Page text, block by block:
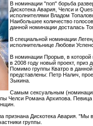
В номинации "поп" борьба
Дискотека Авария, Челси и
исполнителями Владом
Наибольшее количество
данной номинации досталась
В специальной номинации
исполнительнице Любови
В номинации Прорыв, в
в 2008 году новый проект, приз
Помимо группы Кватро в
представлены: Петр Налич,
Зыкина.
Самым сексуальным
Челси Романа Архипова.
признана Дискотека Авария. "Мы
группы.